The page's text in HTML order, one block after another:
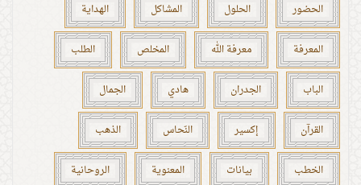
الحضور الحلول المشاكل الهداية
المعرفة معرفة الله المخلص الطلب
الباب الجدران هادي الجمال
القرآن إكسير النّحاس الذهب
الخطب بيانات المعنوية الروحانية